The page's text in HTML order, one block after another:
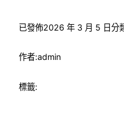
已發佈2026 年 3 月 5 日分
作者:admin
標籤: